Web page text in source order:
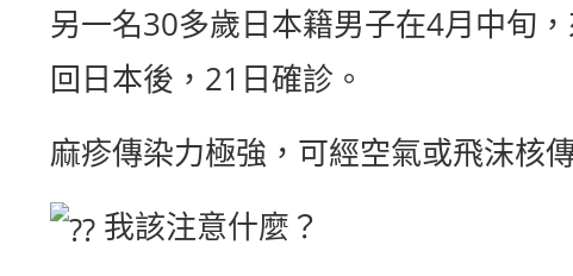
另一名30多歲日本籍男子在4月中旬
回日本後，21日確診。
麻疹傳染力極強，可經空氣或飛沫核
我該注意什麼？